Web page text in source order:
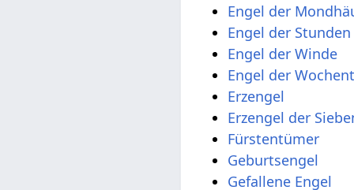
Engel der
Engel der Stunden
Engel der Winde
Engel der
Erzengel
Erzengel der
Fürstentümer
Geburtsengel
Gefallene Engel